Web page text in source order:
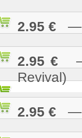
2.95 € —
2.95 € —
Revival)
2.95 € —